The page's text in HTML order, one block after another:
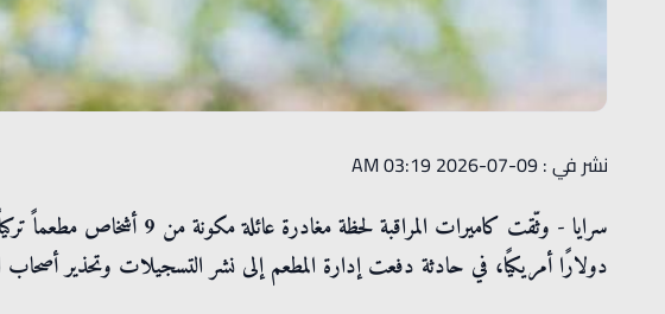
نشر في : 09-07-2026 03:19 AM
دولارًا أمريكيًا، في حادثة دفعت إدارة المطعم إلى نشر التسجيلات وتحذير